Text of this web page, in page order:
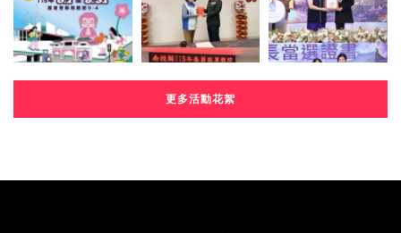
更多活動花絮